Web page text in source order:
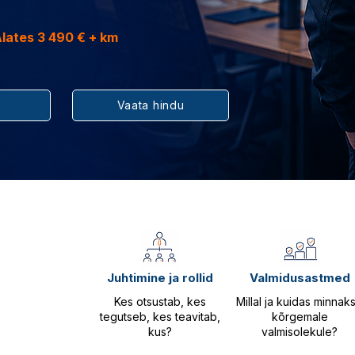
3 490 € + km
Vaata hindu
Juhtimine ja rollid
Kes otsustab, kes
tegutseb, kes teavitab,
kus?
Valmidusastmed
Millal ja kuidas
kõrgemale
valmisolekule?